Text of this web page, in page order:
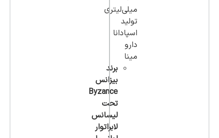
میلی‌لیتری
تولید
اسپادانا
دارو
مینا
برند
بیزانس
Byzance
تحت
لیسانس
لابراتوار